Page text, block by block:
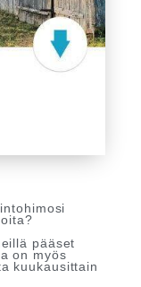
pääset
on myös
kuukausittain